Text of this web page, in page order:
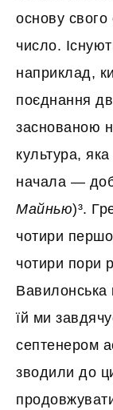
основу свого
число.
наприклад,
поєднання
заснованою
культура,
начала —
Майнью)³.
чотири
чотири пори
Вавилонська
їй ми
септенером
зводили до